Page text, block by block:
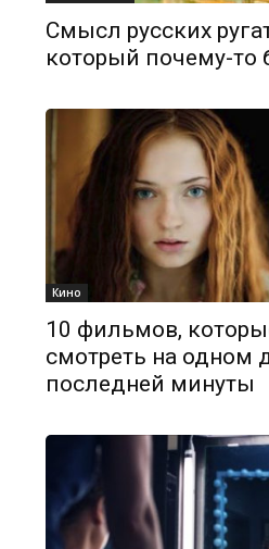
Смысл русских
который почему-то
Кино
10 фильмов,
смотреть на одном
последней минуты